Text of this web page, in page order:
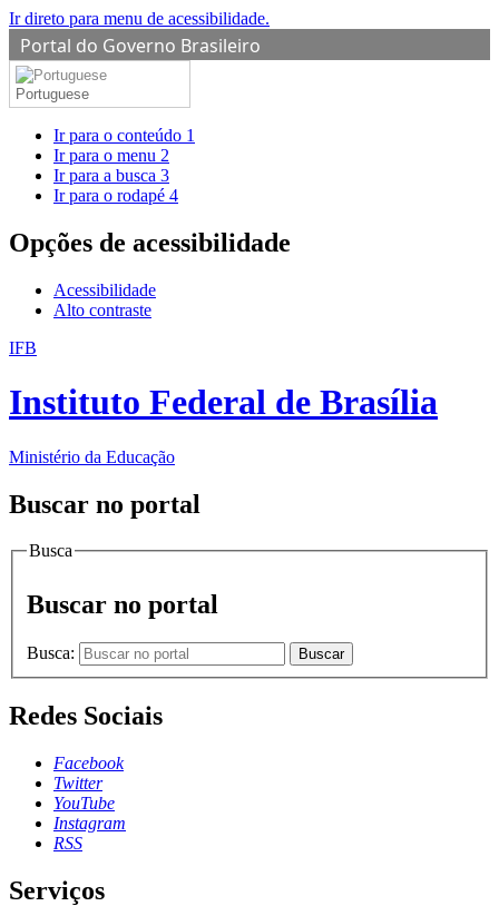
Ir direto para menu de acessibilidade.
Portal do Governo Brasileiro
Portuguese
Ir para o conteúdo 1
Ir para o menu 2
Ir para a busca 3
Ir para o rodapé 4
Opções de acessibilidade
Acessibilidade
Alto contraste
IFB
Instituto Federal de Brasília
Ministério da Educação
Buscar no portal
Busca
Buscar no portal
Busca: Buscar
Redes Sociais
Facebook
Twitter
YouTube
Instagram
RSS
Serviços